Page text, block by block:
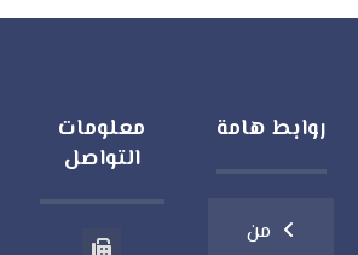
روابط هامة
من
معلومات
التواصل